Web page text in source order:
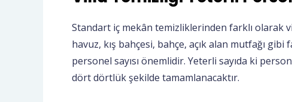
Standart iç mekân temizliklerinden farklı olarak
havuz, kış bahçesi, bahçe, açık alan mutfağı
personel sayısı önemlidir. Yeterli sayıda ki
dört dörtlük şekilde tamamlanacaktır.